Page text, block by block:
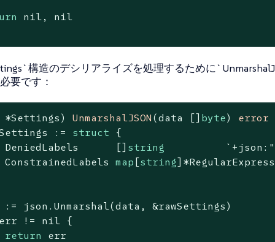
nil , nil
構造のデシリアライズを処理するために
要です：
*Settings) UnmarshalJSON (data [] byte) error
:=
struct {
DeniedLabels      []
string
ConstrainedLabels
map [string
:= json.Unmarshal(data, &rawSettings)
!= nil {
return
err